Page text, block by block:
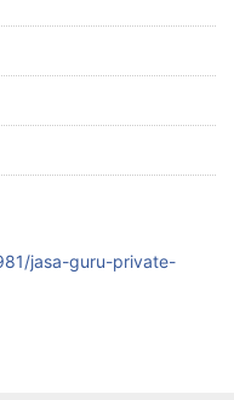
jasa-guru-private-